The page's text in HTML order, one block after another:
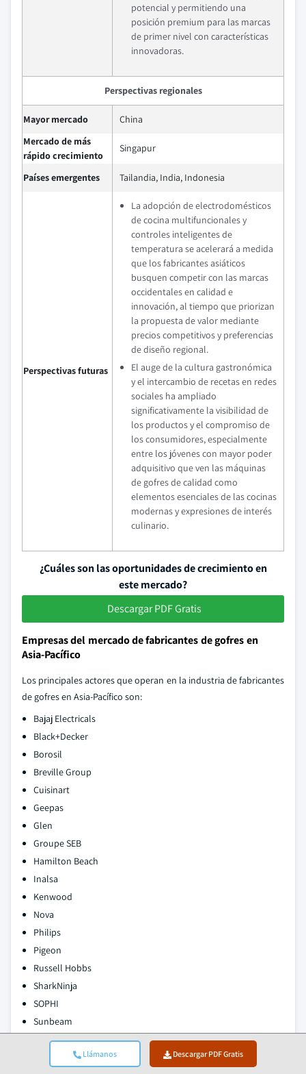
Llámanos Descargar PDF Gratis
potencial y permitiendo una
posición premium para las marcas
de primer nivel con características
innovadoras.
Perspectivas regionales
Mayor mercado
China
Mercado de más
rápido crecimiento
Singapur
Países emergentes Tailandia, India, Indonesia
Perspectivas futuras
La adopción de electrodomésticos
de cocina multifuncionales y
controles inteligentes de
temperatura se acelerará a medida
que los fabricantes asiáticos
busquen competir con las marcas
occidentales en calidad e
innovación, al tiempo que priorizan
la propuesta de valor mediante
precios competitivos y preferencias
de diseño regional.
El auge de la cultura gastronómica
y el intercambio de recetas en redes
sociales ha ampliado
significativamente la visibilidad de
los productos y el compromiso de
los consumidores, especialmente
entre los jóvenes con mayor poder
adquisitivo que ven las máquinas
de gofres de calidad como
elementos esenciales de las cocinas
modernas y expresiones de interés
culinario.
¿Cuáles son las oportunidades de crecimiento en
este mercado?
Descargar PDF Gratis
Empresas del mercado de fabricantes de gofres en
Asia-Pacífico
Los principales actores que operan en la industria de fabricantes
de gofres en Asia-Pacífico son:
Bajaj Electricals
Black+Decker
Borosil
Breville Group
Cuisinart
Geepas
Glen
Groupe SEB
Hamilton Beach
Inalsa
Kenwood
Nova
Philips
Pigeon
Russell Hobbs
SharkNinja
SOPHI
Sunbeam
TTK Prestige